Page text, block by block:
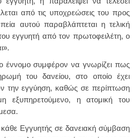
από τις υποχρεώσεις του προς
αυτού παραβλάπτεται η τελική
εγγυητή από τον πρωτοφειλέτη, ο
έννομο συμφέρον να γνωρίζει πως
του δανείου, στο οποίο έχει
την εγγύηση, καθώς σε περίπτωση
εξυπηρετούμενο, η ατομική του
Εγγυητής σε δανειακή σύμβαση